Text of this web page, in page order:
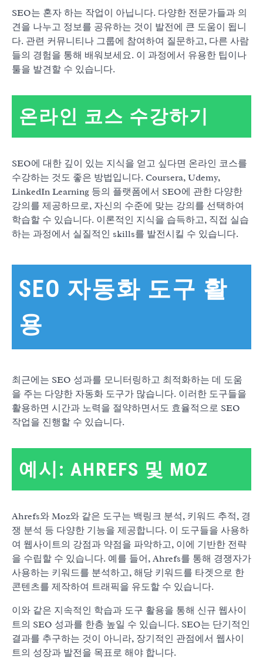
SEO는 혼자 하는 작업이 아닙니다. 다양한 전문가들과 의
견을 나누고 정보를 공유하는 것이 발전에 큰 도움이 됩니
다. 관련 커뮤니티나 그룹에 참여하여 질문하고, 다른 사람
들의 경험을 통해 배워보세요. 이 과정에서 유용한 팁이나
툴을 발견할 수 있습니다.
온라인 코스 수강하기
SEO에 대한 깊이 있는 지식을 얻고 싶다면 온라인 코스를
수강하는 것도 좋은 방법입니다. Coursera, Udemy,
LinkedIn Learning 등의 플랫폼에서 SEO에 관한 다양한
강의를 제공하므로, 자신의 수준에 맞는 강의를 선택하여
학습할 수 있습니다. 이론적인 지식을 습득하고, 직접 실습
하는 과정에서 실질적인 skills를 발전시킬 수 있습니다.
SEO 자동화 도구 활
용
최근에는 SEO 성과를 모니터링하고 최적화하는 데 도움
을 주는 다양한 자동화 도구가 많습니다. 이러한 도구들을
활용하면 시간과 노력을 절약하면서도 효율적으로 SEO
작업을 진행할 수 있습니다.
예시: AHREFS 및 MOZ
Ahrefs와 Moz와 같은 도구는 백링크 분석, 키워드 추적, 경
쟁 분석 등 다양한 기능을 제공합니다. 이 도구들을 사용하
여 웹사이트의 강점과 약점을 파악하고, 이에 기반한 전략
을 수립할 수 있습니다. 예를 들어, Ahrefs를 통해 경쟁자가
사용하는 키워드를 분석하고, 해당 키워드를 타겟으로 한
콘텐츠를 제작하여 트래픽을 유도할 수 있습니다.
이와 같은 지속적인 학습과 도구 활용을 통해 신규 웹사이
트의 SEO 성과를 한층 높일 수 있습니다. SEO는 단기적인
결과를 추구하는 것이 아니라, 장기적인 관점에서 웹사이
트의 성장과 발전을 목표로 해야 합니다.